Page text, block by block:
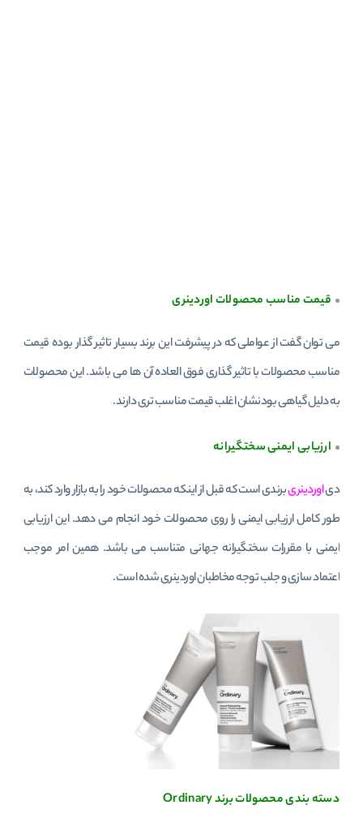
قیمت مناسب محصولات اوردینری
می توان گفت از عواملی که در پیشرفت این برند بسیار تاثیر گذار بوده قیمت
مناسب محصولات با تاثیر گذاری فوق العاده آن ها می باشد. این محصولات
به دلیل گیاهی بودنشان اغلب قیمت مناسب تری دارند.
ارزیابی ایمنی سختگیرانه
دیاوردینریبرندی است که قبل از اینکه محصولات خود را به بازار وارد کند، به
طور کامل ارزیابی ایمنی را روی محصولات خود انجام می دهد. این ارزیابی
ایمنی با مقررات سختگیرانه جهانی متناسب می باشد. همین امر موجب
اعتماد سازی و جلب توجه مخاطبان اوردینری شده است.
دسته بندی محصولات برند Ordinary